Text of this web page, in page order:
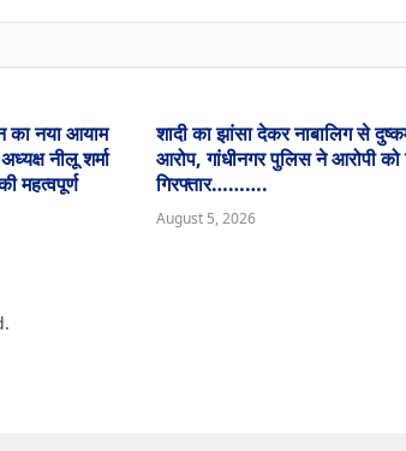
का नया आयाम
नीलू शर्मा
महत्वपूर्ण
शादी का झांसा देकर नाबालिग से
आरोप, गांधीनगर पुलिस ने आरोपी को
गिरफ्तार……….
August 5, 2026